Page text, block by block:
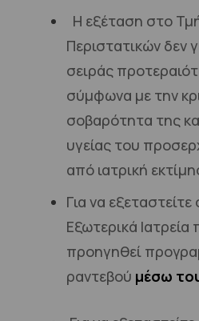
Η εξέταση στο
Περιστατικών δεν
σειράς
σύμφωνα με την
σοβαρότητα της
υγείας του
από ιατρική
Για να
Εξωτερικά Ιατρεία
προηγηθεί
ραντεβού μέσω